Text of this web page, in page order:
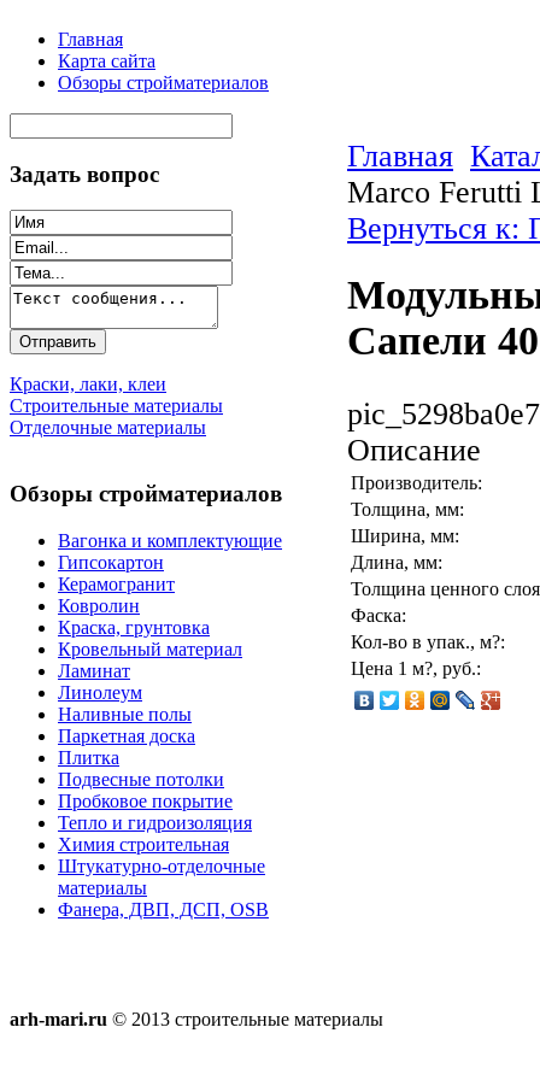
Главная
Карта сайта
Обзоры стройматериалов
Задать вопрос
Краски, лаки, клеи
Строительные материалы
Отделочные материалы
Обзоры стройматериалов
Вагонка и комплектующие
Гипсокартон
Керамогранит
Ковролин
Краска, грунтовка
Кровельный материал
Ламинат
Линолеум
Наливные полы
Паркетная доска
Плитка
Подвесные потолки
Пробковое покрытие
Тепло и гидроизоляция
Химия строительная
Штукатурно-отделочные
материалы
Фанера, ДВП, ДСП, OSB
Главная
Marco Ferutti
Вернуться к:
Сапели
Описание
Производитель:
Толщина, мм:
Ширина, мм:
Длина, мм:
Толщина ценного
Фаска:
Кол-во в упак., м?:
Цена 1 м?, руб.:
arh-mari.ru © 2013 строительные материалы